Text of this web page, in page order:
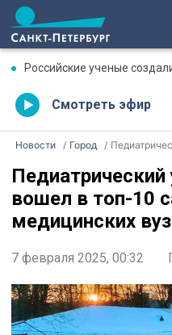
Российские ученые создали
Смотреть эфир
Новости Город Педиатрический
Педиатрический
вошел в топ-10
медицинских
7 февраля 2025, 00:32